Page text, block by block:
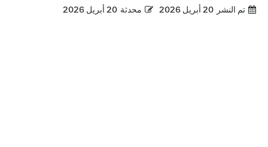
تم النشر 20 أبريل 2026 محدثة 20 أبريل 2026